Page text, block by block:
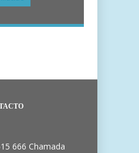
666 Chamada